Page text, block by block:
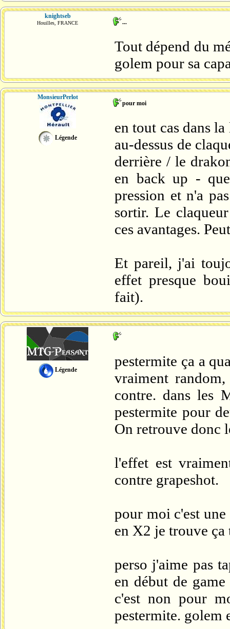
knightseb
Houilles, FRANCE ...
Tout dépend du
golem pour sa
MonsieurPerlot
Légende
pour moi
en tout cas dans
au-dessus de
derrière / le
en back up -
pression et n'a
sortir. Le
ces avantages.
Et pareil, j'ai
effet presque
fait).
Légende
pestermite ça a
vraiment
contre. dans les
pestermite pour
On retrouve donc
l'effet est
contre grapeshot.
pour moi c'est
en X2 je trouve ça
perso j'aime pas
en début de
c'est non pour
pestermite. golem